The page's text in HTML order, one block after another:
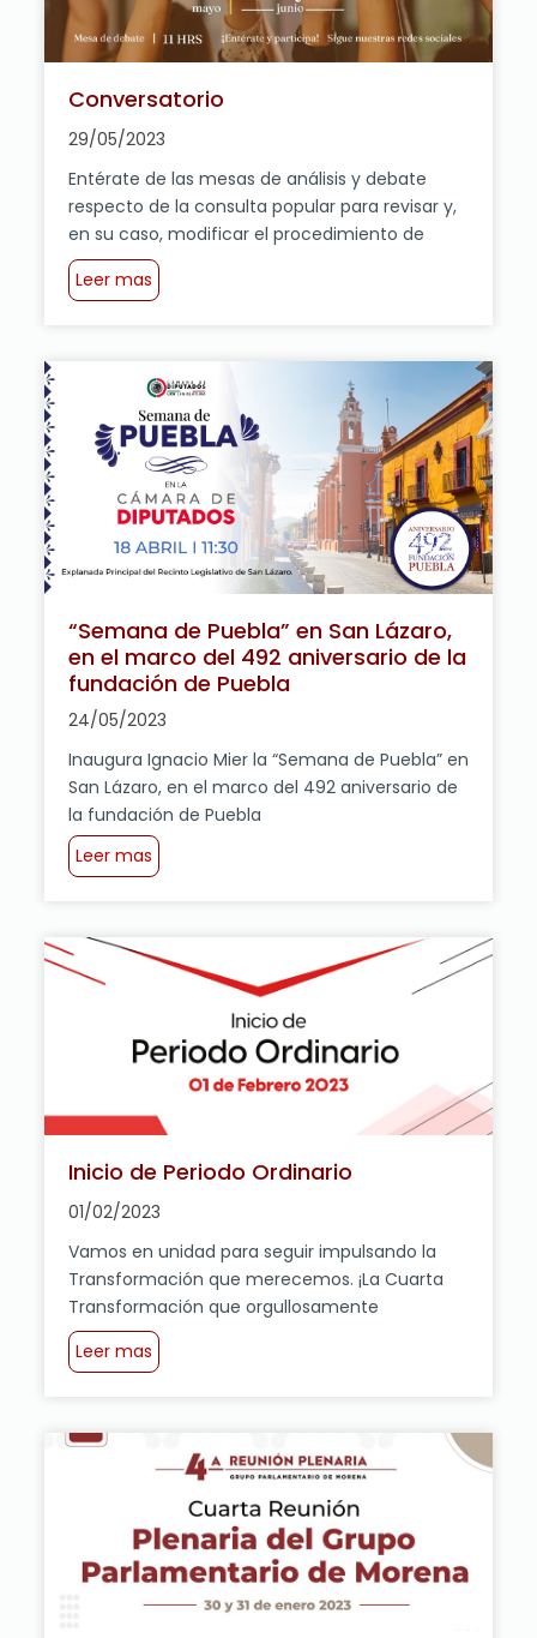
Conversatorio
29/05/2023
Entérate de las mesas de análisis y debate
respecto de la consulta popular para revisar y,
en su caso, modificar el procedimiento de
designación de las ministras y ministros de la
Suprema Corte de Justicia de la Nación.
Leer mas
“Semana de Puebla” en San Lázaro,
en el marco del 492 aniversario de la
fundación de Puebla
24/05/2023
Inaugura Ignacio Mier la “Semana de Puebla” en
San Lázaro, en el marco del 492 aniversario de
la fundación de Puebla
Leer mas
Inicio de Periodo Ordinario
01/02/2023
Vamos en unidad para seguir impulsando la
Transformación que merecemos. ¡La Cuarta
Transformación que orgullosamente
representamos!
Leer mas